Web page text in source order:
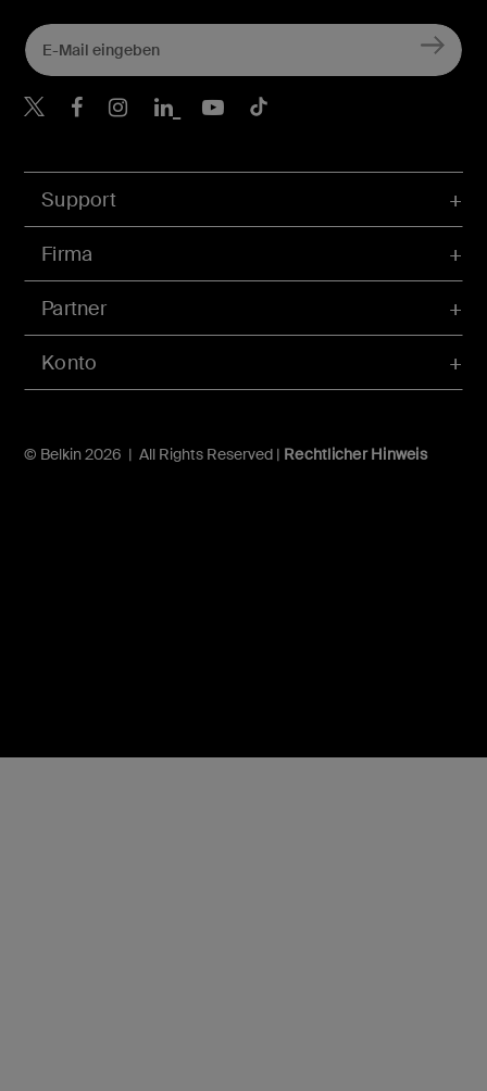
Konto
Support
Firma
Partner
© Belkin 2026 | All Rights Reserved | Rechtlicher Hinweis
Belkin Twitter
Belkin Facebook
Belkin Instagram
Belkin LinkedIn
Belkin Youtube
Belkin TikTok